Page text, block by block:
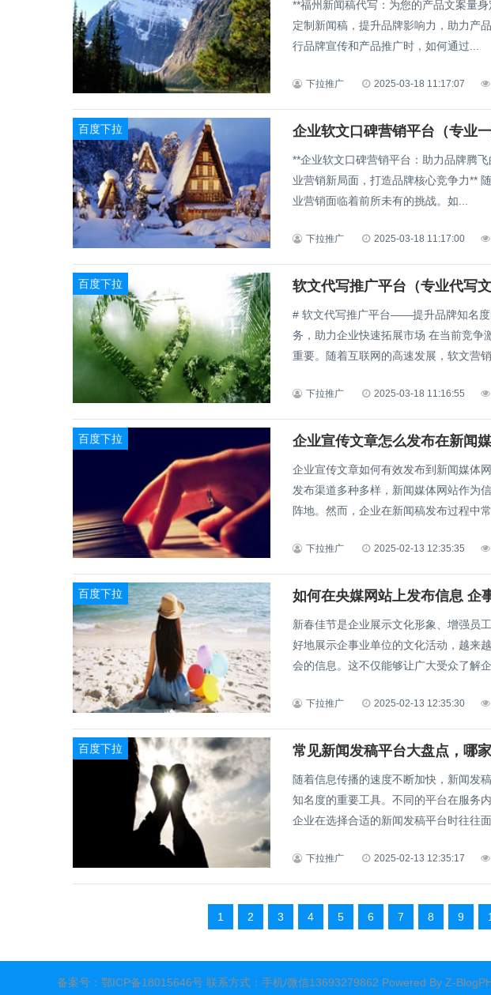
**福州新闻稿代写：为您的产品文案量身定
定制新闻稿，提升品牌影响力，助力产品推广** 随着市场竞争的日益激
行品牌宣传和产品推广时，如何通过...
下拉推广 2025-03-18 11:17:07
百度下拉 企业软文口碑营销平台（专业
**企业软文口碑营销平台：助力品牌腾飞的专
业营销新局面，打造品牌核心竞争力** 随着互联网的不断发展和社交媒体的普及，企
业营销面临着前所未有的挑战。如...
下拉推广 2025-03-18 11:17:00
百度下拉 软文代写推广平台（专业代写
# 软文代写推广平台——提升品牌知名度的专业解决方案
务，助力企业快速拓展市场 在当前竞争激烈的市场环境中，品牌的曝光与传播至关
重要。随着互联网的高速发展，软文营销
下拉推广 2025-03-18 11:16:55
百度下拉 企业宣传文章怎么发布在新闻
企业宣传文章如何有效发布到新闻媒体网站？解
发布渠道多种多样，新闻媒体网站作为
阵地。然而，企业在新闻稿发布过程中常
下拉推广 2025-02-13 12:35:35
百度下拉
新春佳节是企业展示文化形象、增强员
好地展示企事业单位的文化活动，越来
会的信息。这不仅能够让广大受众了解企
下拉推广 2025-02-13 12:35:30
百度下拉
随着信息传播的速度不断加快，新闻发
知名度的重要工具。不同的平台在服务
企业在选择合适的新闻发稿平台时往往面
下拉推广 2025-02-13 12:35:17
1 2 3 4 5 6 7 8 9
备案号： 鄂ICP备18015646号 联系方式：手机/微信13693279862 Powered By Z-